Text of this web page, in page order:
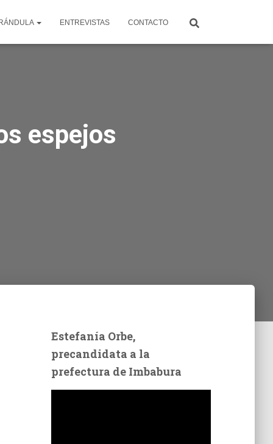
ENTREVISTAS CONTACTO
espejos
Estefanía Orbe,
precandidata a la
prefectura de Imbabura